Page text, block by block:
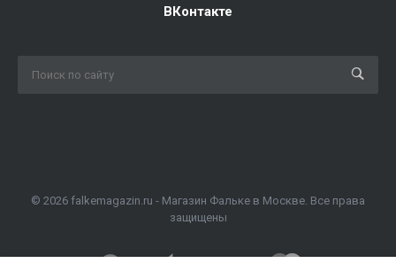
ВКонтакте
© 2026 falkemagazin.ru - Магазин Фальке в Москве. Все права
защищены